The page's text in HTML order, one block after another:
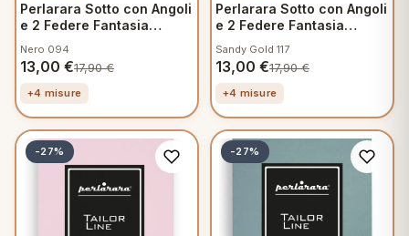
Perlarara Sotto con Angoli
e 2 Federe Fantasia
Nero 094
13,00 €17,90€
+4 misure
Perlarara Sotto con Angoli
e 2 Federe Fantasia
Sandy Gold 117
13,00 €17,90€
+4 misure
-27% -27%